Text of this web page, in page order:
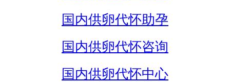
国内供卵代怀助孕
国内供卵代怀咨询
国内供卵代怀中心